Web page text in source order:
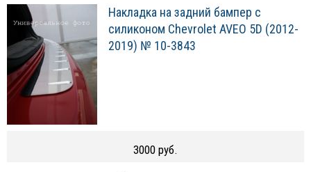
Накладка на задний бампер с
силиконом Chevrolet AVEO 5D (2012-
2019) № 10-3843
3000 руб.